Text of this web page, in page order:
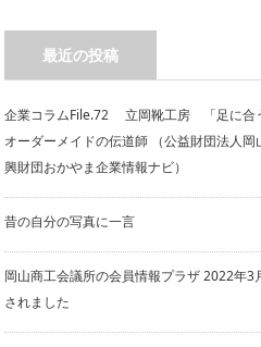
最近の投稿
企業コラムFile.72 立岡靴工房 「足に合
オーダーメイドの伝道師 （公益財団法人岡
興財団おかやま企業情報ナビ）
昔の自分の写真に一言
岡山商工会議所の会員情報プラザ 2022年3
されました